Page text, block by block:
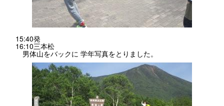
15:40発
16:10三本松
男体山をバックに 学年写真をとりました。